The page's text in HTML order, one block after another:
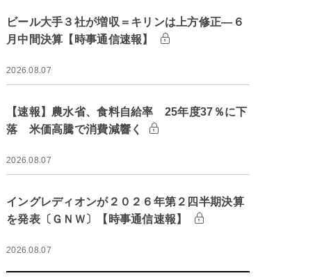
ビール大手３社が増収＝キリンは上方修正―６
月中間決算【時事通信速報】
2026.08.07
【速報】農水省、食料自給率 25年度37％に下
落 米価高騰で消費減響く
2026.08.07
イングレディオンが２０２６年第２四半期決算
を発表〔ＧＮＷ〕【時事通信速報】
2026.08.07